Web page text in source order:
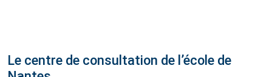
Le centre de consultation de l’école de